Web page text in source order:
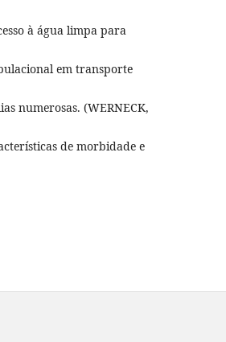
à água limpa para
em transporte
numerosas. (WERNECK,
de morbidade e